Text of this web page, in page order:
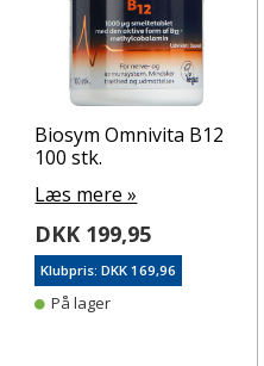
Biosym Omnivita B12
100 stk.
Læs mere »
DKK 199,95
Klubpris: DKK 169,96
På lager